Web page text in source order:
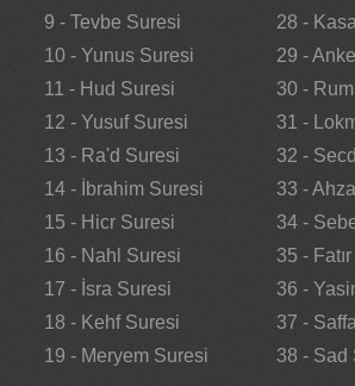
9 - Tevbe Suresi
10 - Yunus Suresi
11 - Hud Suresi
12 - Yusuf Suresi
13 - Ra'd Suresi
14 - İbrahim Suresi
15 - Hicr Suresi
16 - Nahl Suresi
17 - İsra Suresi
18 - Kehf Suresi
19 - Meryem Suresi
28 -
29 -
30 -
31 -
32 -
33 -
34 -
35 -
36 -
37 -
38 - Sad